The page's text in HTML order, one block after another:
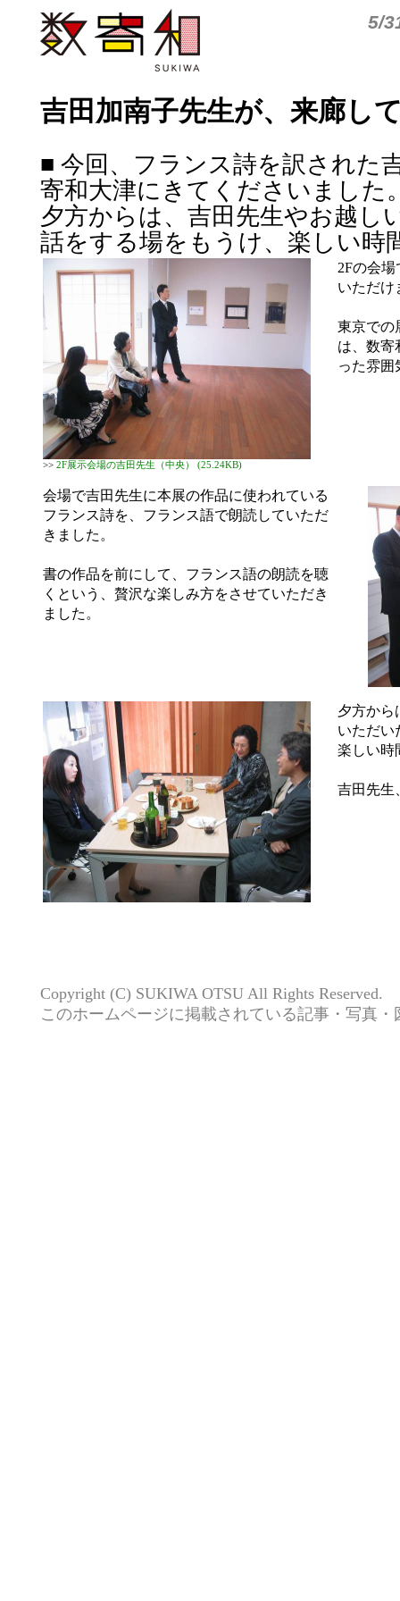
5/
吉田加南子先生が、来廊し
■ 今回、フランス詩を訳された
寄和大津にきてくださいました
夕方からは、吉田先生やお越し
話をする場をもうけ、楽しい時
>> 2F展示会場の吉田先生（中央） (25.24KB)
2Fの会
いただけ
東京での
は、数寄
った雰囲
会場で吉田先生に本展の作品に使われている
フランス詩を、フランス語で朗読していただ
きました。
書の作品を前にして、フランス語の朗読を聴
くという、贅沢な楽しみ方をさせていただき
ました。
夕方から
いただい
楽しい時
吉田先生
Copyright (C) SUKIWA OTSU All Rights Reserved.
このホームページに掲載されている記事・写真